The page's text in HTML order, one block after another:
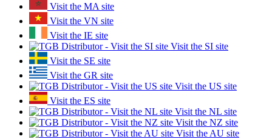
Visit the MA site
Visit the VN site
Visit the IE site
Visit the SI site
Visit the SE site
Visit the GR site
Visit the US site
Visit the ES site
Visit the NL site
Visit the NZ site
Visit the AU site